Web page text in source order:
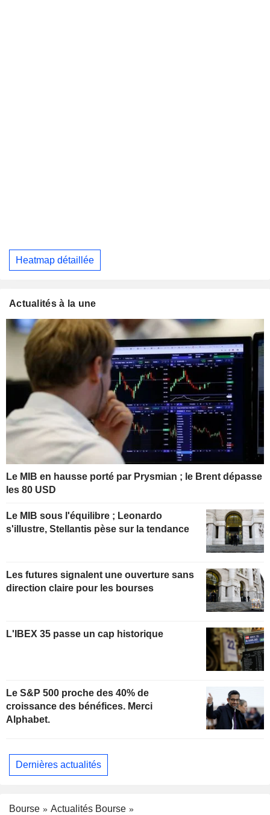
Heatmap détaillée
Actualités à la une
Le MIB en hausse porté par Prysmian ; le Brent dépasse
les 80 USD
Le MIB sous l'équilibre ; Leonardo
s'illustre, Stellantis pèse sur la tendance
Les futures signalent une ouverture sans
direction claire pour les bourses
L'IBEX 35 passe un cap historique
Le S&P 500 proche des 40% de
croissance des bénéfices. Merci
Alphabet.
Dernières actualités
Bourse
Actualités Bourse